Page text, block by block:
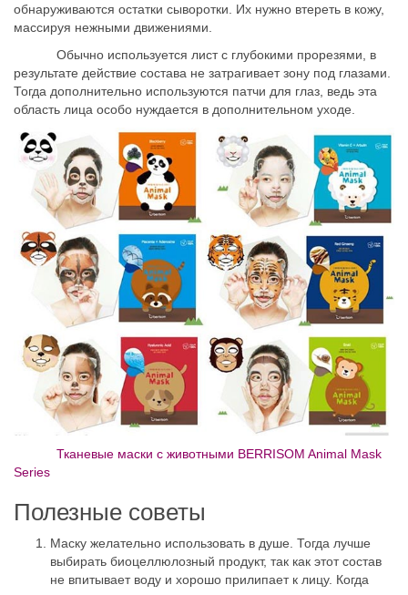
обнаруживаются остатки сыворотки. Их нужно втереть в кожу,
массируя нежными движениями.
Обычно используется лист с глубокими прорезями, в
результате действие состава не затрагивает зону под глазами.
Тогда дополнительно используются патчи для глаз, ведь эта
область лица особо нуждается в дополнительном уходе.
Тканевые маски с животными BERRISOM Animal Mask
Series
Полезные советы
Маску желательно использовать в душе. Тогда лучше
выбирать биоцеллюлозный продукт, так как этот состав
не впитывает воду и хорошо прилипает к лицу. Когда